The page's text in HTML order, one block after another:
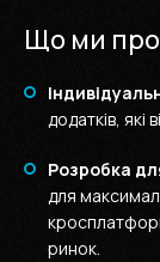
Що ми
додатків, які
Розробка
для
ринок.